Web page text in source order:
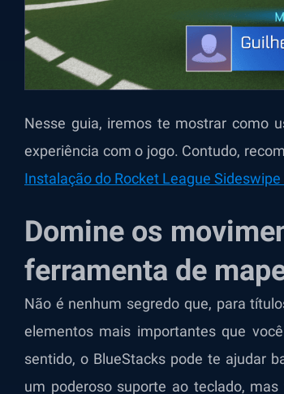
Nesse guia, iremos te mostrar como
experiência com o jogo. Contudo,
Instalação do Rocket League Sideswipe
Domine os
ferramenta de
Não é nenhum segredo que, para
elementos mais importantes que
sentido, o BlueStacks pode te ajudar
um poderoso suporte ao teclado,